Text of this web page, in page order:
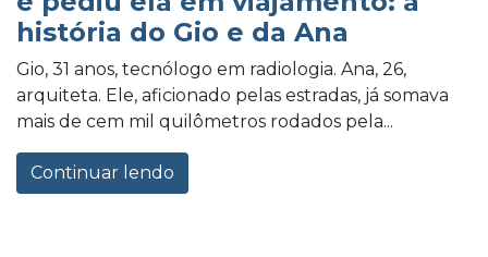
história do Gio e da Ana
Gio, 31 anos, tecnólogo em radiologia. Ana, 26,
arquiteta. Ele, aficionado pelas estradas, já somava
mais de cem mil quilômetros rodados pela...
Continuar lendo